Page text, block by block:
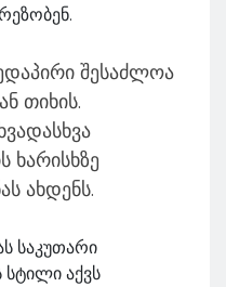
შესაძლოა
თიხის.
ხარისხზე
ახდენს.
საკუთარი
სტილი აქვს